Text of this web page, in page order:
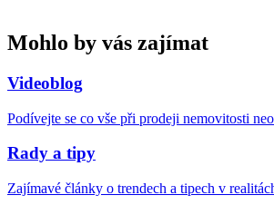
Mohlo by vás zajímat
Videoblog
Podívejte se co vše při prodeji nemovitosti
Rady a tipy
Zajímavé články o trendech a tipech v